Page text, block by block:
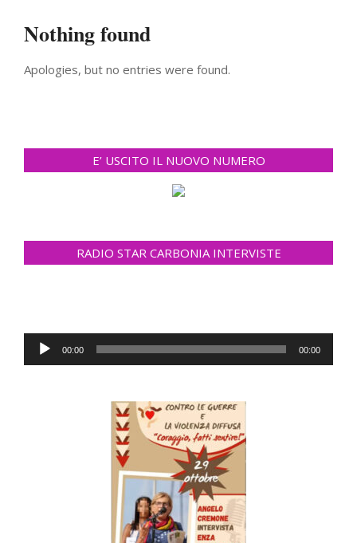
Nothing found
Apologies, but no entries were found.
E’ USCITO IL NUOVO NUMERO
RADIO STAR CARBONIA INTERVISTE
Audio-
Player
00:00 00:00